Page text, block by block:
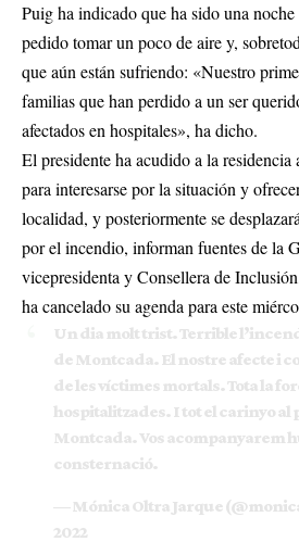
Puig ha indicado que ha sido una
pedido tomar un poco de aire y,
que aún están sufriendo: «Nuestro
familias que han perdido a un ser
afectados en hospitales», ha dicho.
El presidente ha acudido a la
para interesarse por la situación y
localidad, y posteriormente se
por el incendio, informan fuentes de la
vicepresidenta y Consellera de
ha cancelado su agenda para este
Un dia molt trist. Terrible
de Montcada. El nostre afecte i
de les víctimes mortals. Tota la
hospitalitzades. I tot el carinyo al
Montcada. Vos acompanyarem
consternació.
— Mónica Oltra Jarque
2022